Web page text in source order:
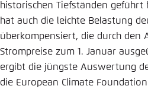
historischen Tiefständen geführt
hat auch die leichte Belastung
überkompensiert, die durch den
Strompreise zum 1. Januar
ergibt die jüngste Auswertung
die European Climate